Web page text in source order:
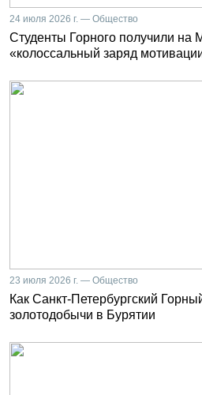
24 июля 2026 г. — Общество
Студенты Горного получили на
«колоссальный заряд
23 июля 2026 г. — Общество
Как Санкт-Петербургский
золотодобычи в Бурятии